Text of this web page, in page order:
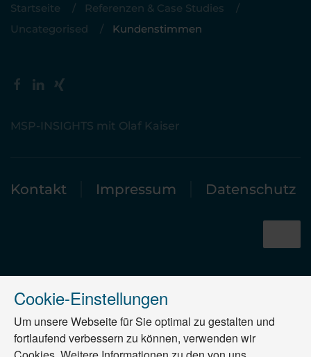
Startseite
Referenzen & Case Studies
Uncategorised
Kundenstimmen
MSP-INSIGHTS mit Olaf Kaiser
Kontakt Impressum Datenschutz
Cookie-Einstellungen
Um unsere Webseite für Sie optimal zu gestalten und
fortlaufend verbessern zu können, verwenden wir